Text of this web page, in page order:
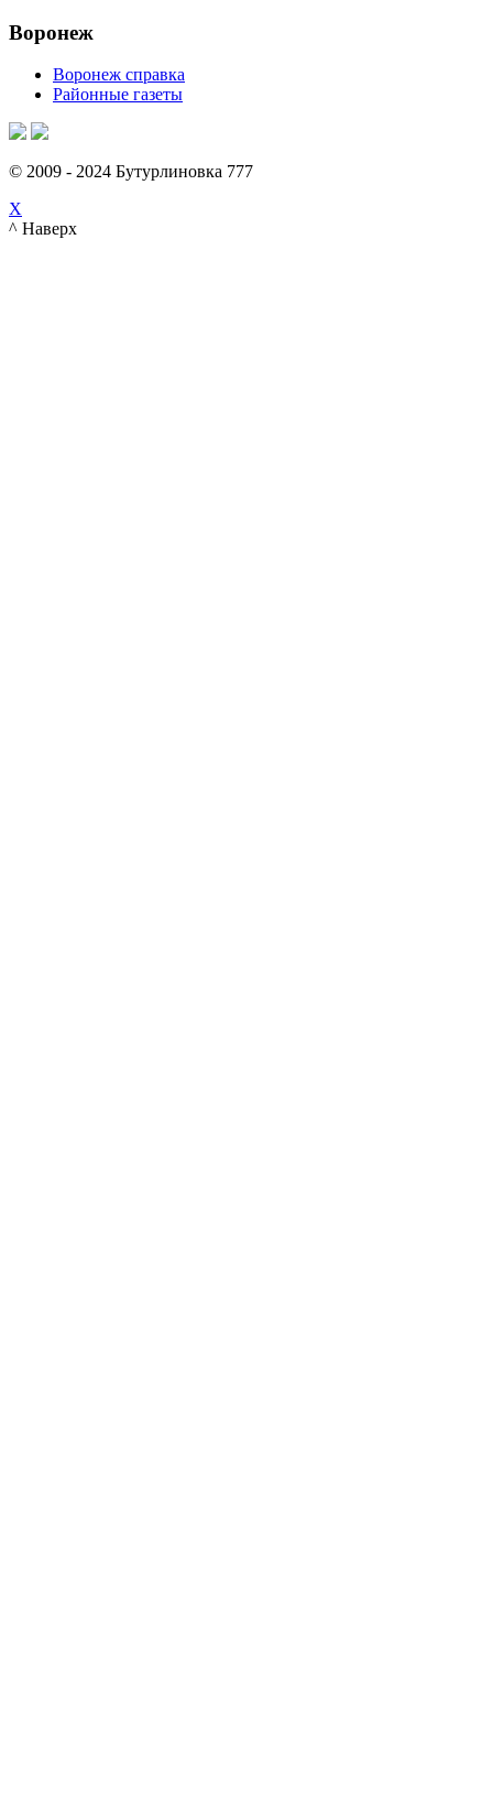
Воронеж
Воронеж справка
Районные газеты
© 2009 - 2024 Бутурлиновка 777
X
^ Наверх